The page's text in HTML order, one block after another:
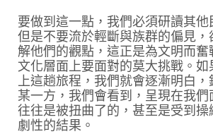
要做到這一點，我們必須研讀其他
但是不要流於輕斷與族群的偏見
解他們的觀點，這正是為文明而
文化層面上要面對的莫大挑戰。
上這趟旅程，我們就會逐漸明白
某一方，我們會看到，呈現在我們
往往是被扭曲了的，甚至是受到
劇性的結果。